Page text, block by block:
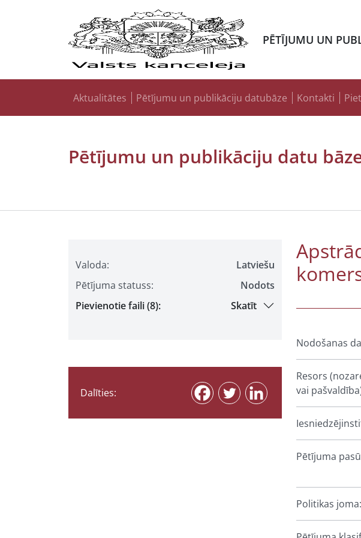
PĒTĪJUMU UN
Aktualitātes Pētījumu un publikāciju datubāze Kontakti
Pētījumu un publikāciju datu
Valoda:
Latviešu
Pētījuma statuss:
Nodots
Pievienotie faili (8):
Skatīt
Dalīties:
Nodošanas
Resors
vai
Pētījuma
Politikas joma: